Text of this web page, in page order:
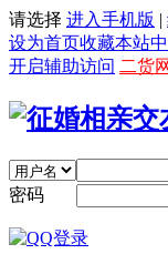
请选择 进入手机版 |
设为首页收藏本站
开启辅助访问 二货网
密码